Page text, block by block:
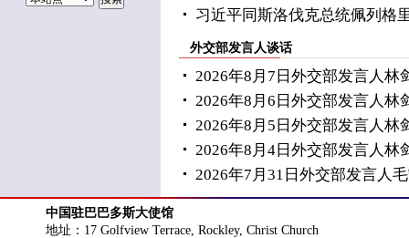
习近平同斯洛伐克总统佩列格
外交部发言人谈话
2026年8月7日外交部发言人林
2026年8月6日外交部发言人林
2026年8月5日外交部发言人林
2026年8月4日外交部发言人林
2026年7月31日外交部发言人
中国驻巴巴多斯大使馆
地址：17 Golfview Terrace, Rockley, Christ Church